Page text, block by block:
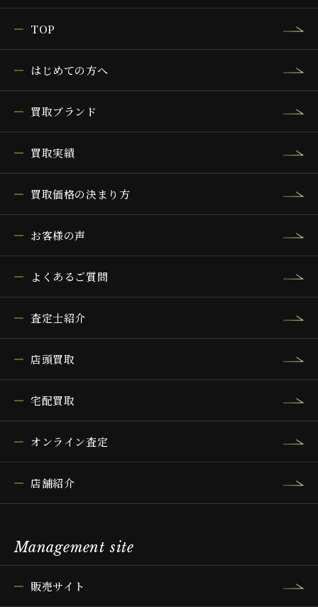
TOP
はじめての方へ
買取ブランド
買取実績
買取価格の決まり方
お客様の声
よくあるご質問
査定士紹介
店頭買取
宅配買取
オンライン査定
店舗紹介
Management site
販売サイト